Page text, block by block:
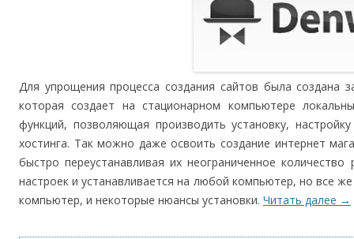
Для упрощения процесса создания сайтов была создана
которая создает на стационарном компьютере
функций, позволяющая производить установку,
хостинга. Так можно даже освоить создание интернет
быстро переустанавливая их неограниченное
настроек и устанавливается на любой компьютер, но все
компьютер, и некоторые нюансы установки. Читать далее →